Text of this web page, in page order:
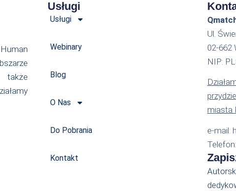
także
Usługi
Usługi
Webinary
Blog
O Nas
Do Pobrania
Kontakt
Ul.
02-662
NIP:
miasta
e-mail: